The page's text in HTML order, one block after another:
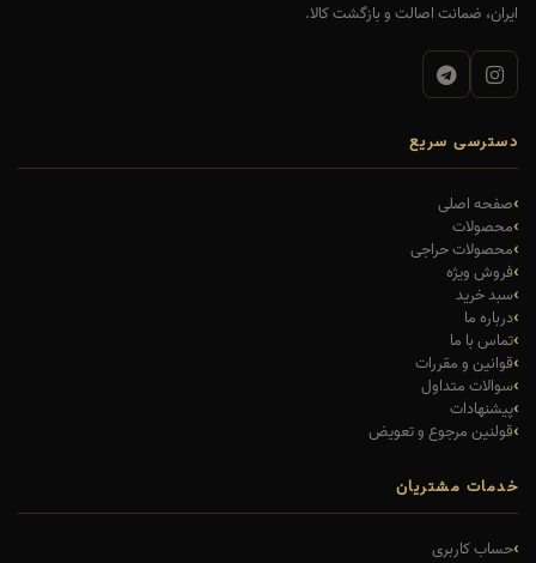
ایران، ضمانت اصالت و بازگشت کالا.
دسترسی سریع
صفحه اصلی
محصولات
محصولات حراجی
فروش ویژه
سبد خرید
درباره ما
تماس با ما
قوانین و مقررات
سوالات متداول
پیشنهادات
قولنین مرجوع و تعویض
خدمات مشتریان
حساب کاربری